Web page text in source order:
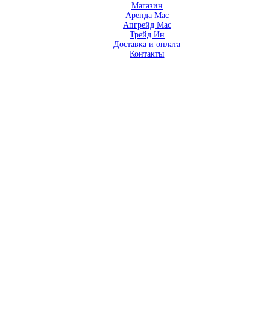
Магазин
Аренда Mac
Апгрейд Mac
Трейд Ин
Доставка и оплата
Контакты